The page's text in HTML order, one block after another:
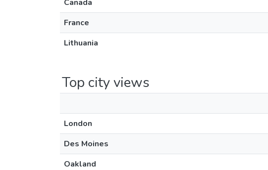
Canada
France
Lithuania
Top city views
London
Des Moines
Oakland